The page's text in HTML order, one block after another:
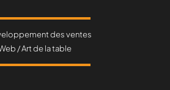
des ventes
/ Art de la table